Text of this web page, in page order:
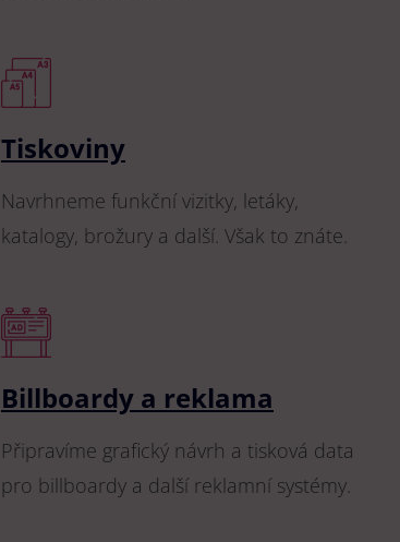
Tiskoviny
Navrhneme funkční vizitky, letáky,
katalogy, brožury a další. Však to znáte.
Billboardy a reklama
Připravíme grafický návrh a tisková data
pro billboardy a další reklamní systémy.